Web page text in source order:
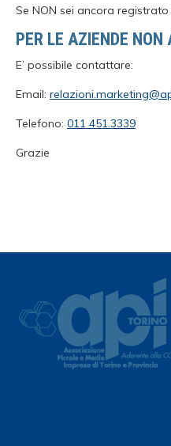
Se NON sei ancora
PER LE AZIENDE NON
E’ possibile contattare:
Email:
Telefono: 011 451.3339
Grazie